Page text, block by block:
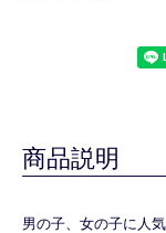
商品説明
男の子、女の子に人